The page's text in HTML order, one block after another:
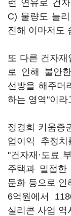
런 연유로 건
C) 물량도 늘
진해 이마저도
또 다른 건자재
로 인해 불안
선방을 해주더
하는 영역"이라
정경희 키움증
업이익 추정
"건자재·도료
주택과 밀접한
둔화 등으로 인
6억원에서
실리콘 사업 역